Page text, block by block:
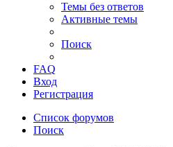
Темы без ответов
Активные темы
Поиск
FAQ
Вход
Регистрация
Список форумов
Поиск